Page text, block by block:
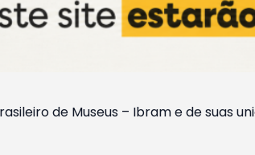
de Museus – Ibram e de suas